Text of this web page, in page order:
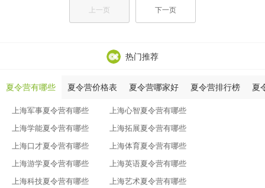
上一页 下一页
热门推荐
夏令营有哪些 夏令营价格表 夏令营哪家好 夏令营排行榜 夏
上海军事夏令营有哪些
上海心智夏令营有哪些
上海学能夏令营有哪些
上海拓展夏令营有哪些
上海口才夏令营有哪些
上海体育夏令营有哪些
上海游学夏令营有哪些
上海英语夏令营有哪些
上海科技夏令营有哪些
上海艺术夏令营有哪些